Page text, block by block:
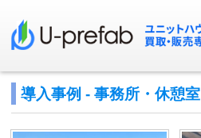
導入事例 - 事務所・休憩室